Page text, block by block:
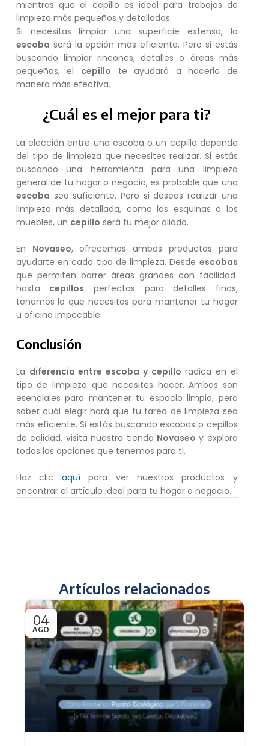
mientras que el cepillo es ideal para trabajos de
limpieza más pequeños y detallados.
Si necesitas limpiar una superficie extensa, la
escoba será la opción más eficiente. Pero si estás
buscando limpiar rincones, detalles o áreas más
pequeñas, el cepillo te ayudará a hacerlo de
manera más efectiva.
¿Cuál es el mejor para ti?
La elección entre una escoba o un cepillo depende
del tipo de limpieza que necesites realizar. Si estás
buscando una herramienta para una limpieza
general de tu hogar o negocio, es probable que una
escoba sea suficiente. Pero si deseas realizar una
limpieza más detallada, como las esquinas o los
muebles, un cepillo será tu mejor aliado.
En Novaseo, ofrecemos ambos productos para
ayudarte en cada tipo de limpieza. Desde escobas
que permiten barrer áreas grandes con facilidad
hasta cepillos perfectos para detalles finos,
tenemos lo que necesitas para mantener tu hogar
u oficina impecable.
Conclusión
La diferencia entre escoba y cepillo radica en el
tipo de limpieza que necesites hacer. Ambos son
esenciales para mantener tu espacio limpio, pero
saber cuál elegir hará que tu tarea de limpieza sea
más eficiente. Si estás buscando escobas o cepillos
de calidad, visita nuestra tienda Novaseo y explora
todas las opciones que tenemos para ti.
Haz clic aquípara ver nuestros productos y
encontrar el artículo ideal para tu hogar o negocio.
Artículos relacionados
04
AGO